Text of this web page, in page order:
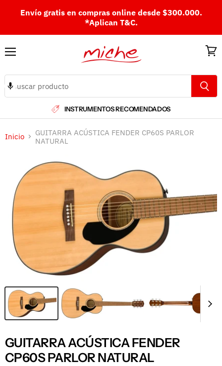
Envío gratis en compras online desde $300.000.
*Aplican T&C.
INSTRUMENTOS RECOMENDADOS
Inicio
GUITARRA ACÚSTICA FENDER CP60S PARLOR
NATURAL
GUITARRA ACÚSTICA FENDER
CP60S PARLOR NATURAL